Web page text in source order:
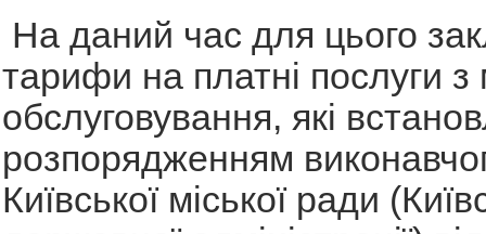
На даний час для цього
тарифи на платні послуги з
обслуговування, які
розпорядженням
Київської міської ради